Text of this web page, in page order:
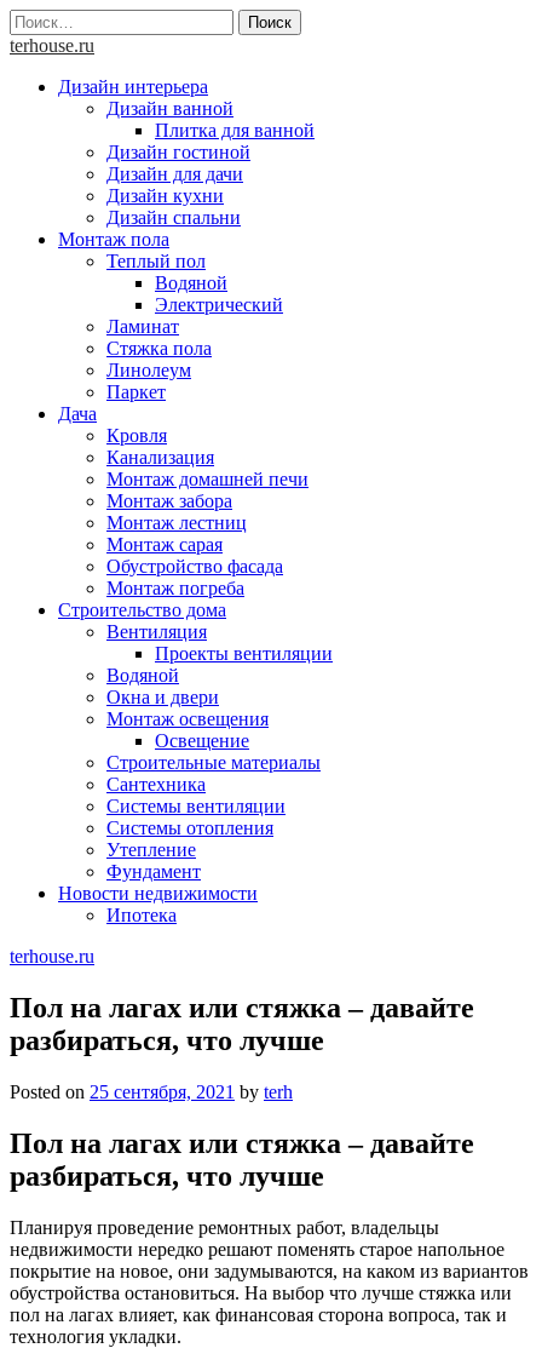
Skip
to
Найти:
terhouse.ru
Дизайн интерьера
Дизайн ванной
Плитка для ванной
Дизайн гостиной
Дизайн для дачи
Дизайн кухни
Дизайн спальни
Монтаж пола
Теплый пол
Водяной
Электрический
Ламинат
Стяжка пола
Линолеум
Паркет
Дача
Кровля
Канализация
Монтаж домашней печи
Монтаж забора
Монтаж лестниц
Монтаж сарая
Обустройство фасада
Монтаж погреба
Строительство дома
Вентиляция
Проекты вентиляции
Водяной
Окна и двери
Монтаж освещения
Освещение
Строительные материалы
Сантехника
Системы вентиляции
Системы отопления
Утепление
Фундамент
Новости недвижимости
Ипотека
terhouse.ru
Пол на лагах или стяжка – давайте
разбираться, что лучше
Posted on 25 сентября, 2021 by terh
Пол на лагах или стяжка – давайте
разбираться, что лучше
Планируя проведение ремонтных работ, владельцы
недвижимости нередко решают поменять старое напольное
покрытие на новое, они задумываются, на каком из вариантов
обустройства остановиться. На выбор что лучше стяжка или
пол на лагах влияет, как финансовая сторона вопроса, так и
технология укладки.